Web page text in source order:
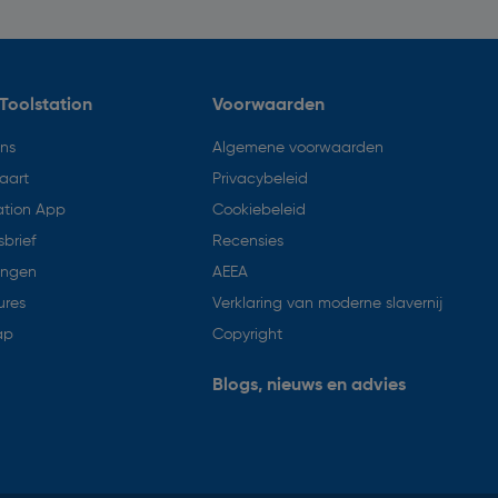
App
Voorwaarden
Algemene voorwaarden
Privacybeleid
Cookiebeleid
Recensies
AEEA
Verklaring van moderne slavernij
Copyright
Blogs, nieuws en advies